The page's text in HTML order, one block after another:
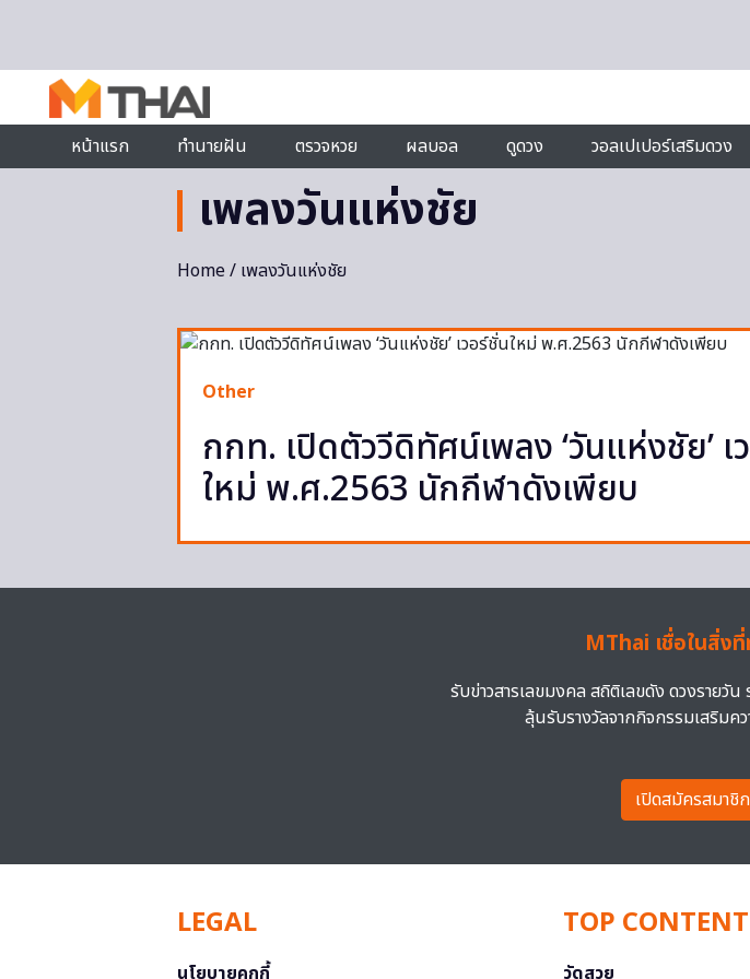
หน้าแรก
ทำนายฝัน ตรวจหวย ผลบอล ดูดวง วอลเปเปอร์เสริมดวง
เพลงวันแห่งชัย
Home/ เพลงวันแห่งชัย
Other
กกท. เปิดตัววีดิทัศน์เพลง ‘วันแห่งชัย’ เ
ใหม่ พ.ศ.2563 นักกีฬาดังเพียบ
MThai เชื่อในสิ่ง
รับข่าวสารเลขมงคล สถิติเลขดัง ดวงรายวั
ลุ้นรับรางวัลจากกิจกรรมเสริมค
เปิดสมัครสมาชิ
LEGAL
นโยบายคุกกี้
TOP CONTENT
วัดสวย